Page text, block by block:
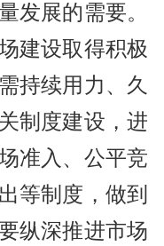
发展的需要。
建设取得积极
持续用力、久
制度建设，进
准入、公平竞
等制度，做到
纵深推进市场